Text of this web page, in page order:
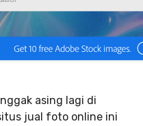
asing lagi di
jual foto online ini